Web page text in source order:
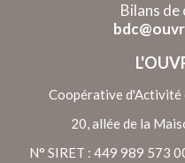
Bilans de
Coopérative d'Activité
20, allée de la
N° SIRET : 449 989 573